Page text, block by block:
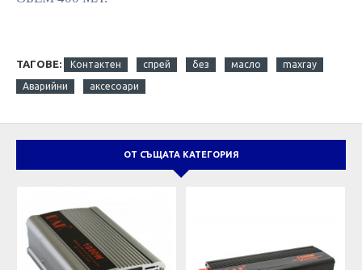
ТАГОВЕ: Контактeн спрей без масло maxray
Аварийни аксесоари
ОТ СЪЩАТА КАТЕГОРИЯ